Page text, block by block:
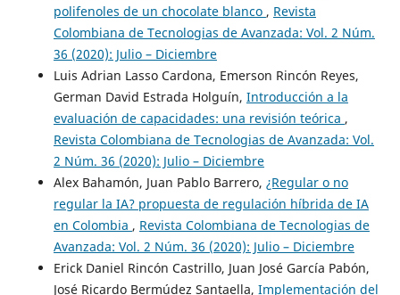
polifenoles de un chocolate blanco , Revista
Colombiana de Tecnologias de Avanzada: Vol. 2 Núm.
36 (2020): Julio – Diciembre
Luis Adrian Lasso Cardona, Emerson Rincón Reyes,
German David Estrada Holguín, Introducción a la
evaluación de capacidades: una revisión teórica ,
Revista Colombiana de Tecnologias de Avanzada: Vol.
2 Núm. 36 (2020): Julio – Diciembre
Alex Bahamón, Juan Pablo Barrero, ¿Regular o no
regular la IA? propuesta de regulación híbrida de IA
en Colombia , Revista Colombiana de Tecnologias de
Avanzada: Vol. 2 Núm. 36 (2020): Julio – Diciembre
Erick Daniel Rincón Castrillo, Juan José García Pabón,
José Ricardo Bermúdez Santaella, Implementación del